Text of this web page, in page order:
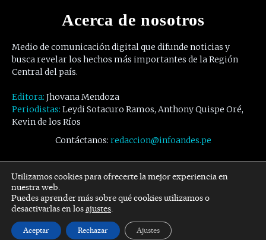
Acerca de nosotros
Medio de comunicación digital que difunde noticias y
busca revelar los hechos más importantes de la Región
Central del país.
Editora: Jhovana Mendoza
Periodistas: Leydi Sotacuro Ramos, Anthony Quispe Oré,
Kevin de los Ríos
Contáctanos: redaccion@infoandes.pe
Síguenos
Facebook Twitter Youtube
Utilizamos cookies para ofrecerte la mejor experiencia en
nuestra web.
Puedes aprender más sobre qué cookies utilizamos o
desactivarlas en losajustes.
Aceptar Rechazar Ajustes